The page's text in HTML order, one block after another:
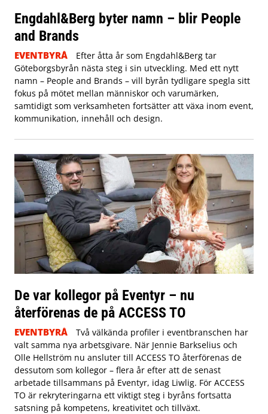
Engdahl&Berg byter namn – blir People
and Brands
EVENTBYRÅ
Efter åtta år som Engdahl&Berg tar
Göteborgsbyrån nästa steg i sin utveckling. Med ett nytt
namn – People and Brands – vill byrån tydligare spegla sitt
fokus på mötet mellan människor och varumärken,
samtidigt som verksamheten fortsätter att växa inom event,
kommunikation, innehåll och design.
De var kollegor på Eventyr – nu
återförenas de på ACCESS TO
EVENTBYRÅ
Två välkända profiler i eventbranschen har
valt samma nya arbetsgivare. När Jennie Barkselius och
Olle Hellström nu ansluter till ACCESS TO återförenas de
dessutom som kollegor – flera år efter att de senast
arbetade tillsammans på Eventyr, idag Liwlig. För ACCESS
TO är rekryteringarna ett viktigt steg i byråns fortsatta
satsning på kompetens, kreativitet och tillväxt.